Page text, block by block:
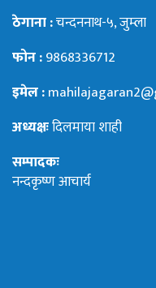
ठेगाना :चन्दननाथ-५, जुम्ला
फोन :9868336712
इमेल :
अध्यक्षःदिलमाया शाही
सम्पादकः
नन्दकृष्ण आचार्य